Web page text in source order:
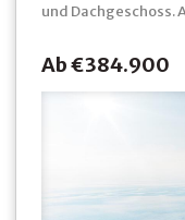
und Dachgeschoss.
Ab €384.900